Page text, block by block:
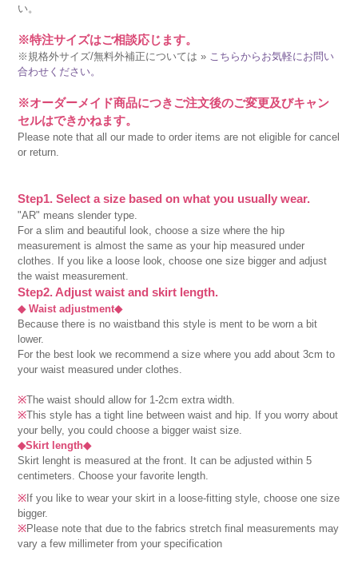
い。
※特注サイズはご相談応じます。
※規格外サイズ/無料外補正については » こちらからお気軽にお問い
合わせください。
※オーダーメイド商品につきご注文後のご変更及びキャン
セルはできかねます。
Please note that all our made to order items are not eligible for cancel
or return.
Step1. Select a size based on what you usually wear.
"AR" means slender type.
For a slim and beautiful look, choose a size where the hip
measurement is almost the same as your hip measured under
clothes. If you like a loose look, choose one size bigger and adjust
the waist measurement.
Step2. Adjust waist and skirt length.
◆ Waist adjustment◆
Because there is no waistband this style is ment to be worn a bit
lower.
For the best look we recommend a size where you add about 3cm to
your waist measured under clothes.
※The waist should allow for 1-2cm extra width.
※This style has a tight line between waist and hip. If you worry about
your belly, you could choose a bigger waist size.
◆Skirt length◆
Skirt lenght is measured at the front. It can be adjusted within 5
centimeters. Choose your favorite length.
※If you like to wear your skirt in a loose-fitting style, choose one size
bigger.
※Please note that due to the fabrics stretch final measurements may
vary a few millimeter from your specification